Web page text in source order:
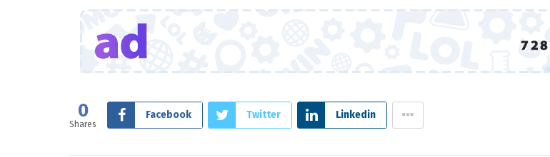
0
Shares
Facebook Twitter Linkedin